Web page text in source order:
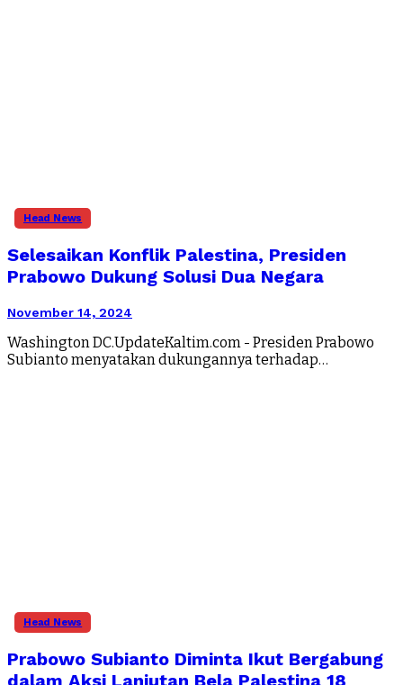
Head News
Selesaikan Konflik Palestina, Presiden
Prabowo Dukung Solusi Dua Negara
November 14, 2024
Washington DC.UpdateKaltim.com - Presiden Prabowo
Subianto menyatakan dukungannya terhadap…
Head News
Prabowo Subianto Diminta Ikut Bergabung
dalam Aksi Lanjutan Bela Palestina 18